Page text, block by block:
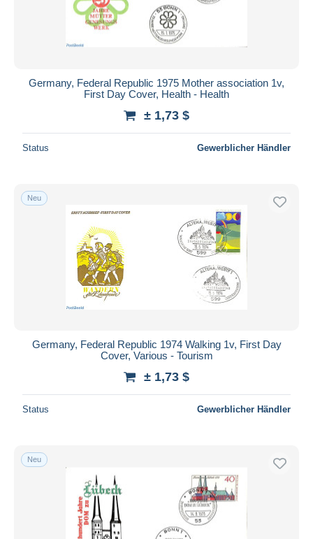
Germany, Federal Republic 1975 Mother association 1v,
First Day Cover, Health - Health
± 1,73 $
Status Gewerblicher Händler
Neu
Germany, Federal Republic 1974 Walking 1v, First Day
Cover, Various - Tourism
± 1,73 $
Status Gewerblicher Händler
Neu